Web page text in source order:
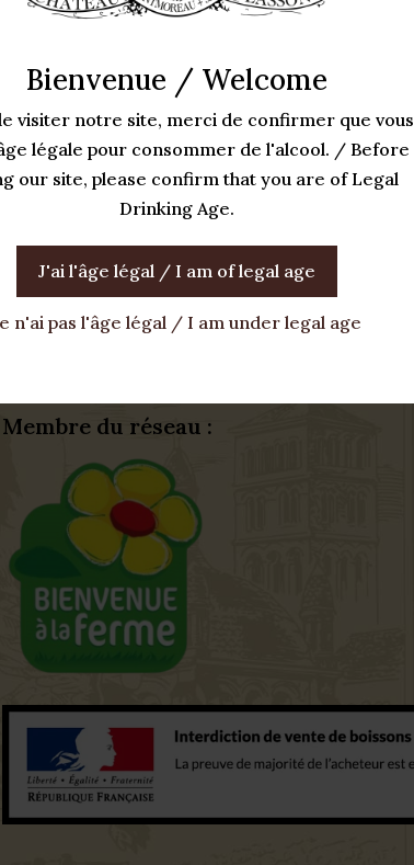
Bienvenue / Welcome
visiter notre site, merci de confirmer que vous
légale pour consommer de l'alcool. / Before
our site, please confirm that you are of Legal
Drinking Age.
J'ai l'âge légal / I am of legal age
n'ai pas l'âge légal / I am under legal age
Membre du réseau :